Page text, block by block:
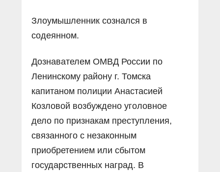
Злоумышленник сознался в
содеянном.
Дознавателем ОМВД России по
Ленинскому району г. Томска
капитаном полиции Анастасией
Козловой возбуждено уголовное
дело по признакам преступления,
связанного с незаконным
приобретением или сбытом
государственных наград. В